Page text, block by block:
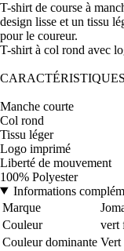
T-shirt de course à
design lisse et un tissu
pour le coureur.
T-shirt à col rond avec
CARACTÉRISTIQUES
Manche courte
Col rond
Tissu léger
Logo imprimé
Liberté de mouvement
100% Polyester
Informations
Marque
Couleur
vert
Couleur dominante Vert